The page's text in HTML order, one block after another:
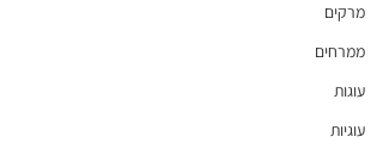
מרקים
ממרחים
עוגות
עוגיות